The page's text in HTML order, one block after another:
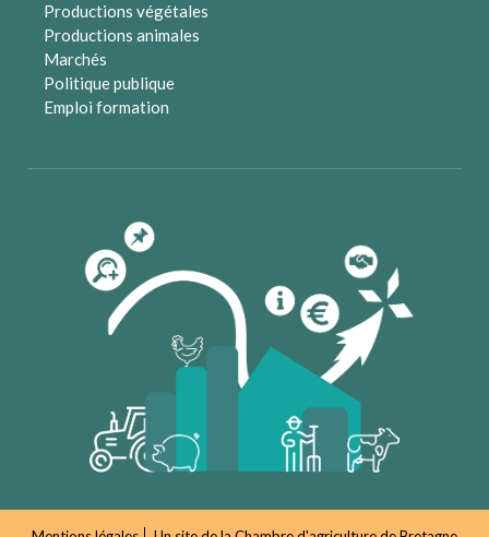
Productions végétales
Productions animales
Marchés
Politique publique
Emploi formation